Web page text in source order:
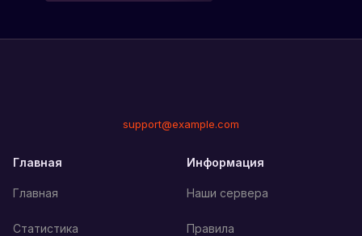
support@example.com
Главная
Главная
Статистика
Информация
Наши сервера
Правила